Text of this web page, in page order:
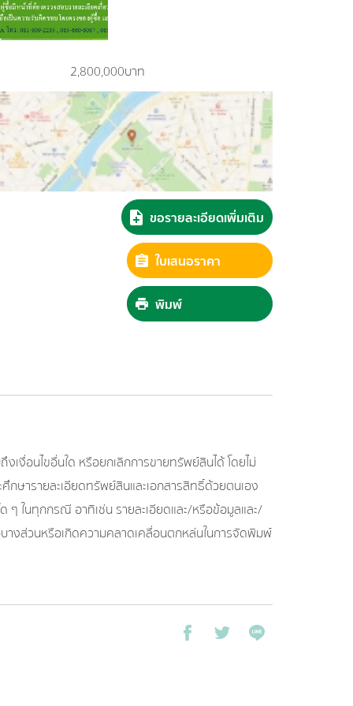
2,800,000บาท
ขอรายละเอียดเพิ่มเติม
ใบเสนอราคา
พิมพ์
งื่อนไขอื่นใด หรือยกเลิกการขายทรัพย์สินได้ โดยไม่
ษารายละเอียดทรัพย์สินและเอกสารสิทธิ์ด้วยตนเอง
ในทุกกรณี อาทิเช่น รายละเอียดและ/หรือข้อมูลและ/
างส่วนหรือเกิดความคลาดเคลื่อนตกหล่นในการจัดพิมพ์